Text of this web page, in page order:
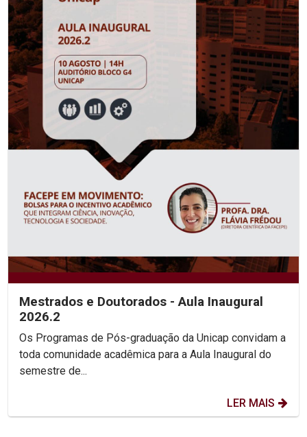
Mestrados e Doutorados - Aula Inaugural
2026.2
Os Programas de Pós-graduação da Unicap convidam a
toda comunidade acadêmica para a Aula Inaugural do
semestre de...
LER MAIS